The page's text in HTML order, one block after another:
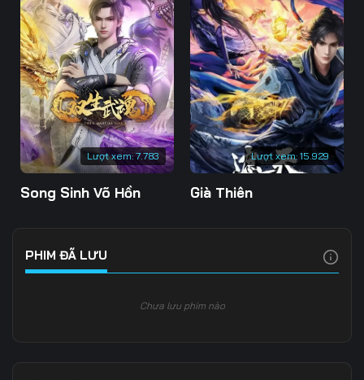
Lượt xem:7.783
Song Sinh Võ Hồn
Lượt xem: 15.929
Già Thiên
PHIM ĐÃ LƯU
Chưa lưu phim nào